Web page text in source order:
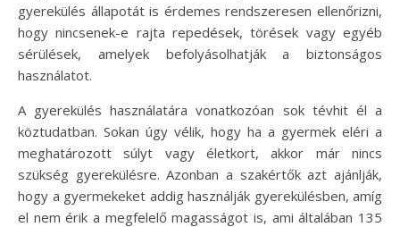
gyerekülés állapotát is érdemes rendszeresen ellenőrizni,
hogy nincsenek-e rajta repedések, törések vagy egyéb
sérülések, amelyek befolyásolhatják a biztonságos
használatot.
A gyerekülés használatára vonatkozóan sok tévhit él a
köztudatban. Sokan úgy vélik, hogy ha a gyermek eléri a
meghatározott súlyt vagy életkort, akkor már nincs
szükség gyerekülésre. Azonban a szakértők azt ajánlják,
hogy a gyermekeket addig használják gyerekülésben, amíg
el nem érik a megfelelő magasságot is, ami általában 135